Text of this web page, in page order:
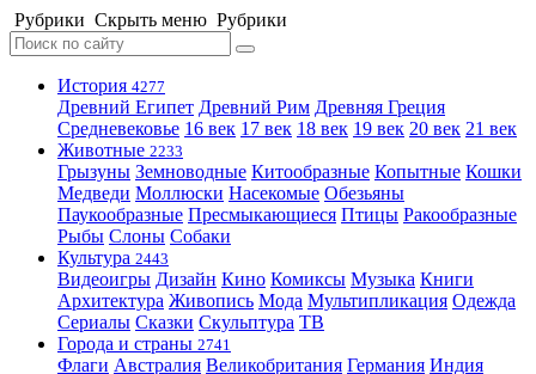
Рубрики Скрыть меню Рубрики
История 4277
Древний Египет Древний Рим Древняя Греция
Средневековье 16 век 17 век 18 век 19 век 20 век 21 век
Животные 2233
Грызуны Земноводные Китообразные Копытные Кошки
Медведи Моллюски Насекомые Обезьяны
Паукообразные Пресмыкающиеся Птицы Ракообразные
Рыбы Слоны Собаки
Культура 2443
Видеоигры Дизайн Кино Комиксы Музыка Книги
Архитектура Живопись Мода Мультипликация Одежда
Сериалы Сказки Скульптура ТВ
Города и страны 2741
Флаги Австралия Великобритания Германия Индия